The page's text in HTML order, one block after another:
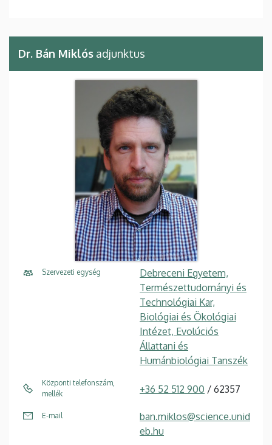
Dr. Bán Miklós adjunktus
Szervezeti egység
Debreceni Egyetem,
Természettudományi és
Technológiai Kar,
Biológiai és Ökológiai
Intézet, Evolúciós
Állattani és
Humánbiológiai Tanszék
Központi telefonszám,
mellék
+36 52 512 900 / 62357
E-mail
ban.miklos@science.unid
eb.hu